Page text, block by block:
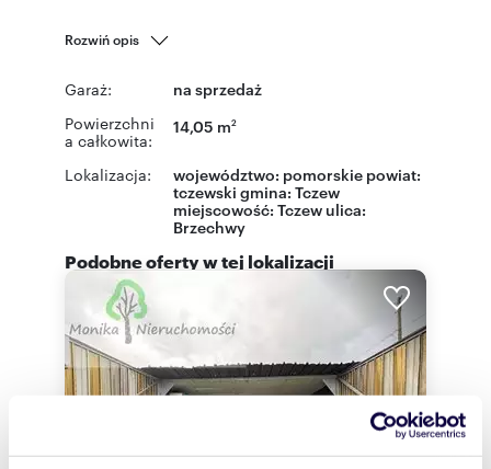
Rozwiń opis
Garaż: na sprzedaż
Powierzchni
a całkowita:
14,05 m2
Lokalizacja: województwo: pomorskie powiat:
tczewski gmina: Tczew
miejscowość: Tczew ulica:
Brzechwy
Podobne oferty w tej lokalizacji